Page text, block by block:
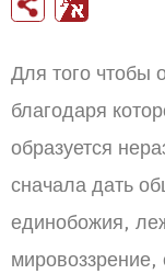
Для того чтобы
благодаря
образуется
сначала дать
единобожия,
мировоззрение,